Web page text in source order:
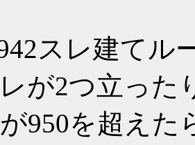
スレ建てル
が2つ立った
950を超えた